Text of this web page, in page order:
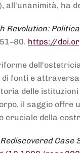
all'unanimità, ha
Revolution:
https://
fonti e
delle
il saggio
cruciale della